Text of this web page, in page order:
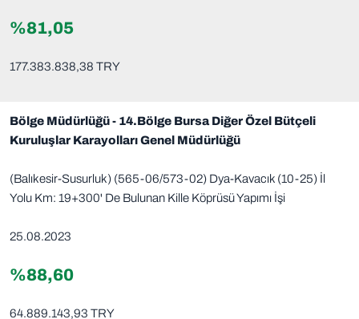
%81,05
177.383.838,38 TRY
Bölge Müdürlüğü - 14.Bölge Bursa Diğer Özel Bütçeli
Kuruluşlar Karayolları Genel Müdürlüğü
(Balıkesir-Susurluk) (565-06/573-02) Dya-Kavacık (10-25) İl
Yolu Km: 19+300' De Bulunan Kille Köprüsü Yapımı İşi
25.08.2023
%88,60
64.889.143,93 TRY